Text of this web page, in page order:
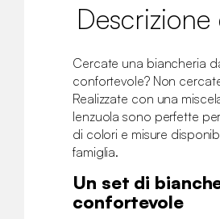
Cercate una biancheria
confortevole? Non
Realizzate con una
lenzuola sono perfette
di colori e misure
famiglia.
Un set di
confortevole